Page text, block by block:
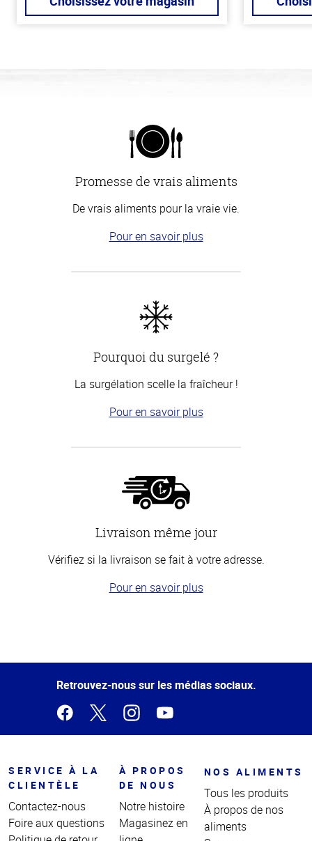
Promesse de vrais aliments
De vrais aliments pour la vraie vie.
Pour en savoir plus
Pourquoi du surgelé ?
La surgélation scelle la fraîcheur !
Pour en savoir plus
Livraison même jour
Vérifiez si la livraison se fait à votre adresse.
Pour en savoir plus
de la
Retrouvez-nous sur les médias sociaux.
SERVICE À LA
CLIENTÈLE
Contactez-nous
Foire aux questions
À PROPOS
DE NOUS
Notre histoire
Magasinez en
NOS ALIMENTS
Tous les produits
À propos de nos
aliments